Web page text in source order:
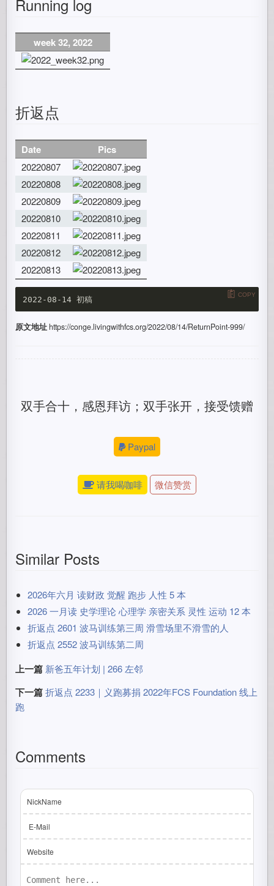
Running log
week 32, 2022
折返点
Date Pics
20220807
20220808
20220809
20220810
20220811
20220812
20220813
COPY
原文地址https://conge.livingwithfcs.org/2022/08/14/ReturnPoint-999/
双手合十，感恩拜访；双手张开，接受馈赠
Paypal
请我喝咖啡 微信赞赏
Similar Posts
2026年六月 读财政 觉醒 跑步 人性 5 本
2026 一月读 史学理论 心理学 亲密关系 灵性 运动 12 本
折返点 2601 波马训练第三周 滑雪场里不滑雪的人
折返点 2552 波马训练第二周
上一篇 新爸五年计划 | 266 左邻
下一篇 折返点 2233｜义跑募捐 2022年FCS Foundation 线上
跑
Comments
NickName
E-Mail
Website